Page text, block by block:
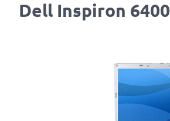
Dell Inspiron 6400